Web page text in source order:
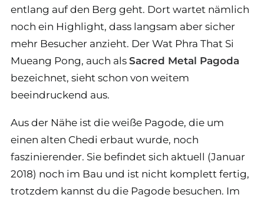
entlang auf den Berg geht. Dort wartet nämlich
noch ein Highlight, dass langsam aber sicher
mehr Besucher anzieht. Der Wat Phra That Si
Mueang Pong, auch als Sacred Metal Pagoda
bezeichnet, sieht schon von weitem
beeindruckend aus.
Aus der Nähe ist die weiße Pagode, die um
einen alten Chedi erbaut wurde, noch
faszinierender. Sie befindet sich aktuell (Januar
2018) noch im Bau und ist nicht komplett fertig,
trotzdem kannst du die Pagode besuchen. Im